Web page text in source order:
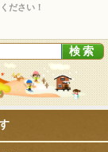
ださい！